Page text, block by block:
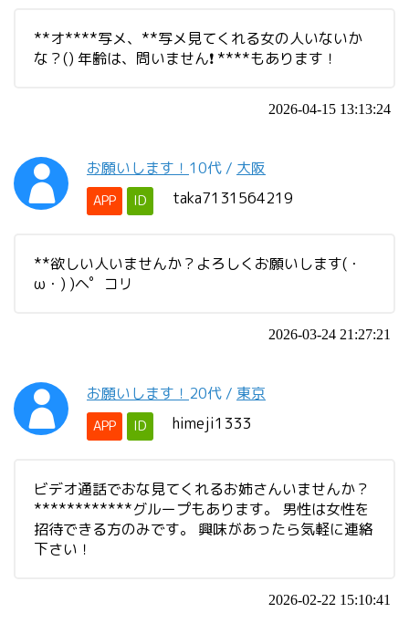
**オ****写メ、**写メ見てくれる女の人いないか
な？() 年齢は、問いません❗ ****もあります！
2026-04-15 13:13:24
お願いします！ 10代 / 大阪
APP ID taka7131564219
**欲しい人いませんか？よろしくお願いします(・
ω・) )ヘ゜コリ
2026-03-24 21:27:21
お願いします！ 20代 / 東京
APP ID himeji1333
ビデオ通話でおな見てくれるお姉さんいませんか？
************グループもあります。 男性は女性を
招待できる方のみです。 興味があったら気軽に連絡
下さい！
2026-02-22 15:10:41